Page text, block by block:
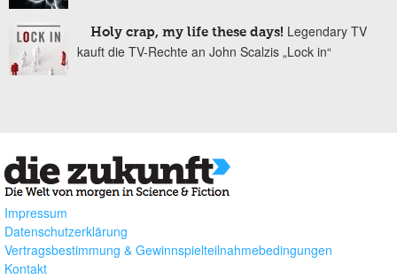
Holy crap, my life these days! Legendary TV
kauft die TV-Rechte an John Scalzis „Lock in“
Impressum
Datenschutzerklärung
Vertragsbestimmung & Gewinnspielteilnahmebedingungen
Kontakt